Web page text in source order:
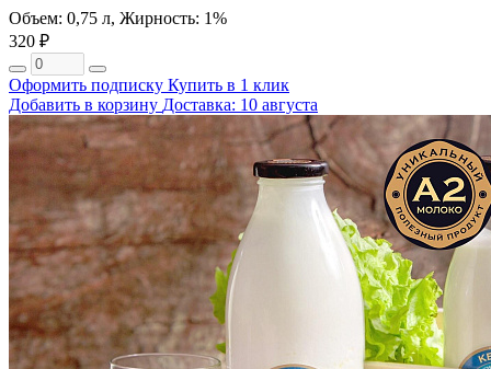
Объем: 0,75 л, Жирность: 1%
320 ₽
Оформить подписку Купить в 1 клик
Добавить в корзину Доставка: 10 августа